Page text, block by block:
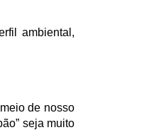
ambiental,
de nosso
seja muito